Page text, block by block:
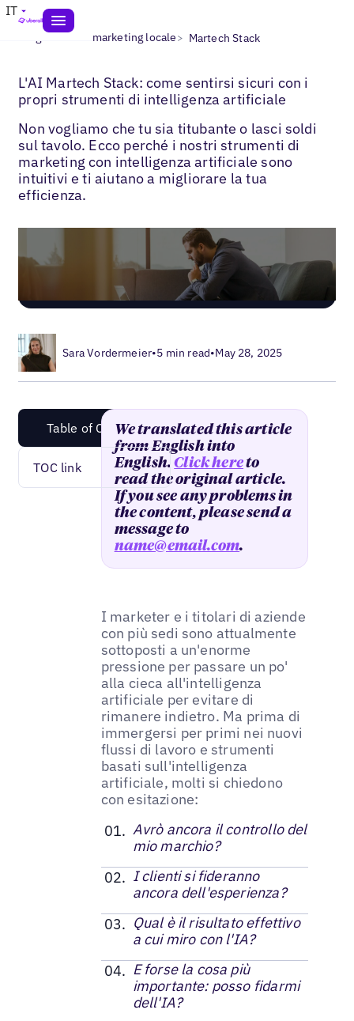
IT
Blogs> IA nel marketing locale> Martech Stack
L'AI Martech Stack: come sentirsi sicuri con i
propri strumenti di intelligenza artificiale
Non vogliamo che tu sia titubante o lasci soldi
sul tavolo. Ecco perché i nostri strumenti di
marketing con intelligenza artificiale sono
intuitivi e ti aiutano a migliorare la tua
efficienza.
Sara Vordermeier•5 min read•May 28, 2025
Table of Content
TOC link
We translated this article
from English into
English.Click hereto
read the original article.
If you see any problems in
the content, please send a
message to
name@email.com.
I marketer e i titolari di aziende
con più sedi sono attualmente
sottoposti a un'enorme
pressione per passare un po'
alla cieca all'intelligenza
artificiale per evitare di
rimanere indietro. Ma prima di
immergersi per primi nei nuovi
flussi di lavoro e strumenti
basati sull'intelligenza
artificiale, molti si chiedono
con esitazione:
Avrò ancora il controllo del
mio marchio?
I clienti si fideranno
ancora dell'esperienza?
Qual è il risultato effettivo
a cui miro con l'IA?
E forse la cosa più
importante: posso fidarmi
dell'IA?